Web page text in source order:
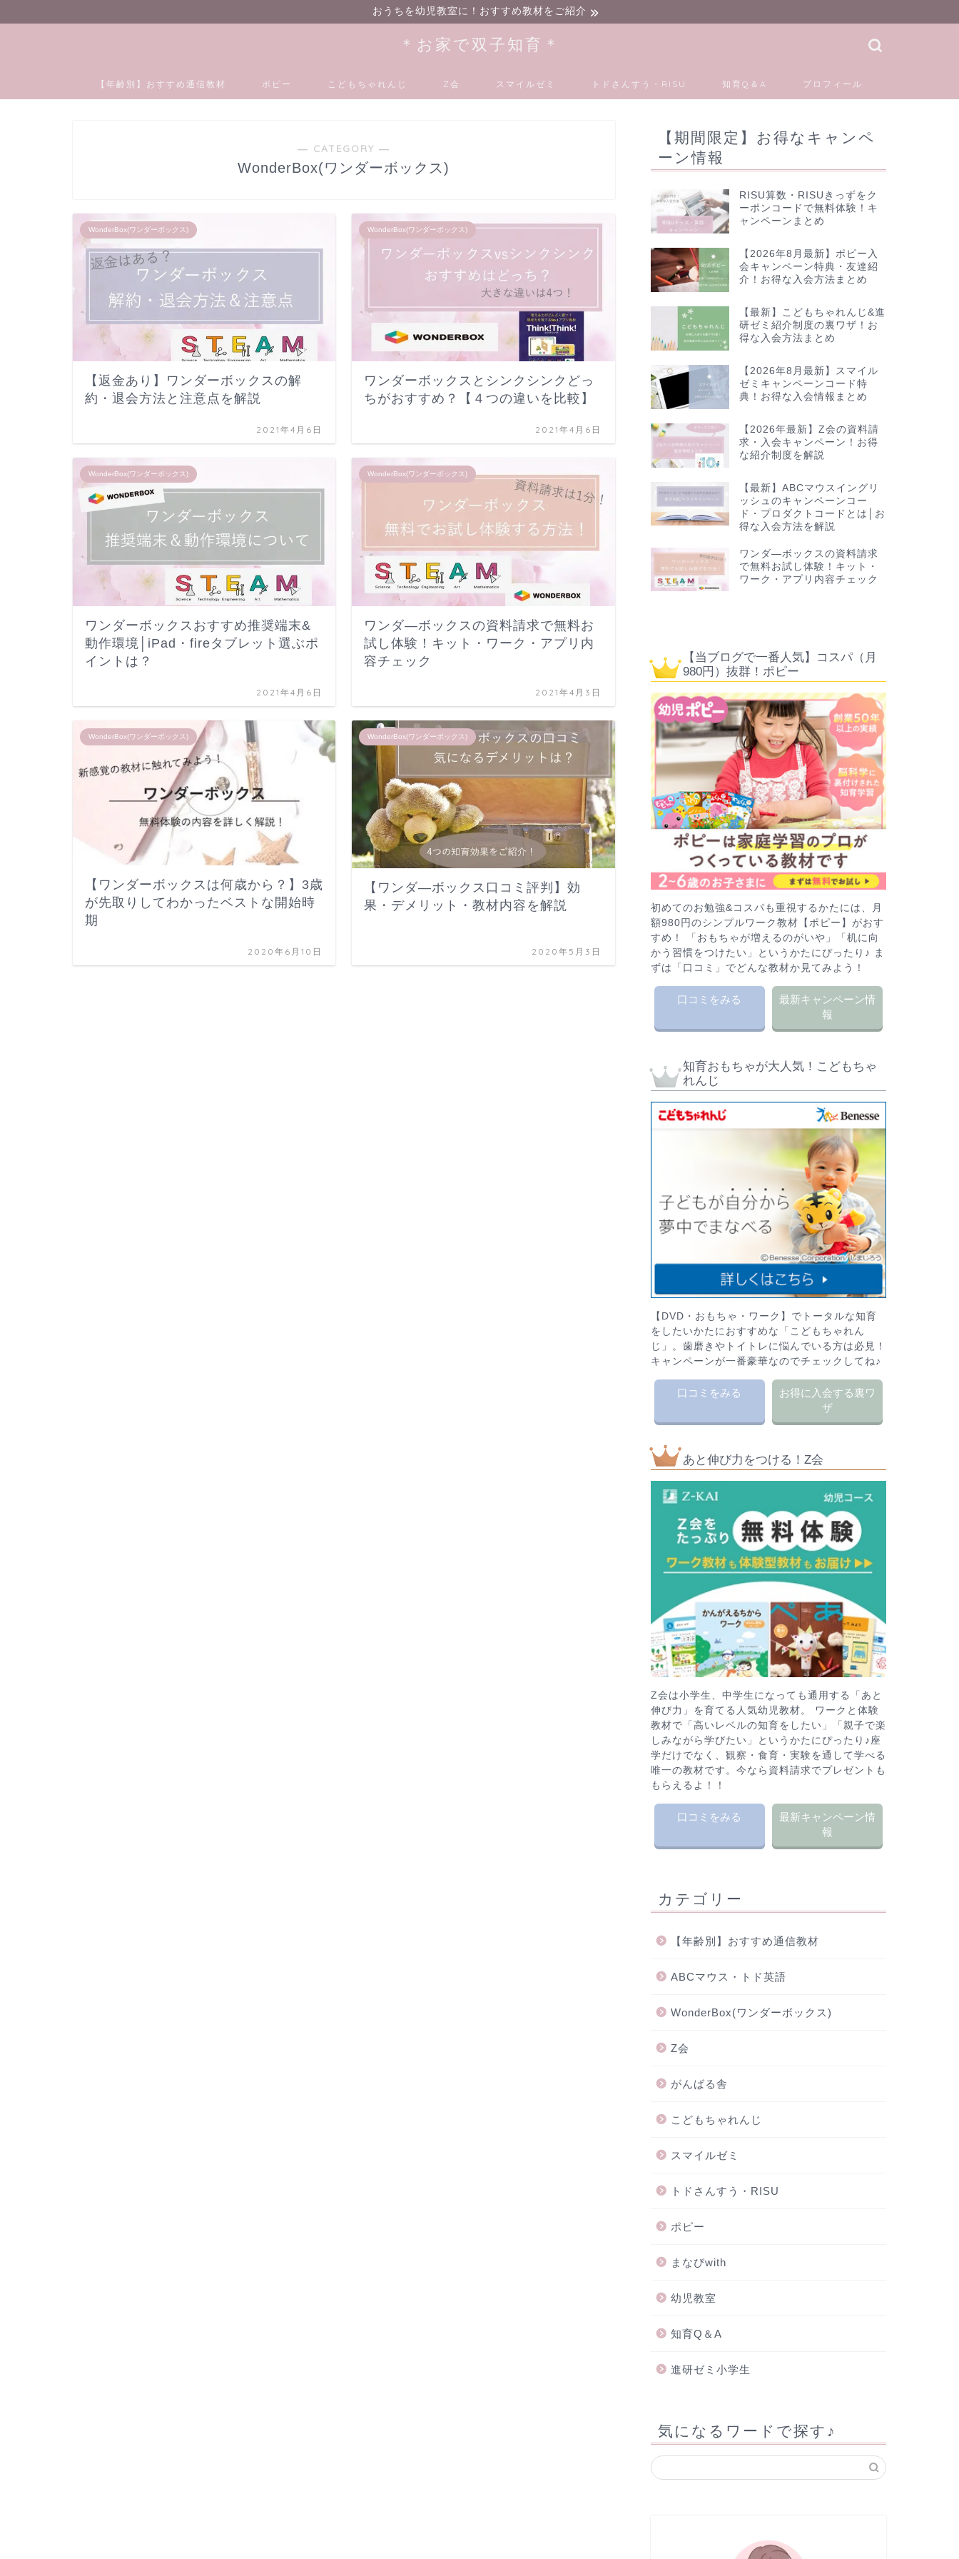
おうちを幼児教室に！おすすめ教材をご紹介
＊お家で双子知育＊
【年齢別】おすすめ通信教材 ポピー こどもちゃれんじ Z会 スマイルゼミ トドさんすう・RISU 知育Q＆A プロフィール
― CATEGORY ―
WonderBox(ワンダーボックス)
WonderBox(ワンダーボックス)
【返金あり】ワンダーボックスの解
約・退会方法と注意点を解説
2021年4月6日
WonderBox(ワンダーボックス)
ワンダーボックスとシンクシンクどっ
ちがおすすめ？【４つの違いを比較】
2021年4月6日
WonderBox(ワンダーボックス)
ワンダーボックスおすすめ推奨端末&
動作環境│iPad・fireタブレット選ぶポ
イントは？
2021年4月6日
WonderBox(ワンダーボックス)
ワンダ―ボックスの資料請求で無料お
試し体験！キット・ワーク・アプリ内
容チェック
2021年4月3日
WonderBox(ワンダーボックス)
【ワンダーボックスは何歳から？】3歳
が先取りしてわかったベストな開始時
期
2020年6月10日
WonderBox(ワンダーボックス)
【ワンダ―ボックス口コミ評判】効
果・デメリット・教材内容を解説
2020年5月3日
【期間限定】お得なキャンペ
ーン情報
RISU算数・RISUきっずをク
ーポンコードで無料体験！キ
ャンペーンまとめ
【2026年8月最新】ポピー入
会キャンペーン特典・友達紹
介！お得な入会方法まとめ
【最新】こどもちゃれんじ&進
研ゼミ紹介制度の裏ワザ！お
得な入会方法まとめ
【2026年8月最新】スマイル
ゼミキャンペーンコード特
典！お得な入会情報まとめ
【2026年最新】Z会の資料請
求・入会キャンペーン！お得
な紹介制度を解説
【最新】ABCマウスイングリ
ッシュのキャンペーンコー
ド・プロダクトコードとは│お
得な入会方法を解説
ワンダ―ボックスの資料請求
で無料お試し体験！キット・
ワーク・アプリ内容チェック
【当ブログで一番人気】コスパ（月
980円）抜群！ポピー
初めてのお勉強&コスパも重視するかたには、月
額980円のシンプルワーク教材【ポピー】がおす
すめ！ 「おもちゃが増えるのがいや」「机に向
かう習慣をつけたい」というかたにぴったり♪ ま
ずは「口コミ」でどんな教材か見てみよう！
口コミをみる
最新キャンペーン情
報
知育おもちゃが大人気！こどもちゃ
れんじ
【DVD・おもちゃ・ワーク】でトータルな知育
をしたいかたにおすすめな「こどもちゃれん
じ」。歯磨きやトイトレに悩んでいる方は必見！
キャンペーンが一番豪華なのでチェックしてね♪
口コミをみる
お得に入会する裏ワ
ザ
あと伸び力をつける！Z会
Z会は小学生、中学生になっても通用する「あと
伸び力」を育てる人気幼児教材。 ワークと体験
教材で「高いレベルの知育をしたい」「親子で楽
しみながら学びたい」というかたにぴったり♪座
学だけでなく、観察・食育・実験を通して学べる
唯一の教材です。今なら資料請求でプレゼントも
もらえるよ！！
口コミをみる
最新キャンペーン情
報
カテゴリー
【年齢別】おすすめ通信教材
ABCマウス・トド英語
WonderBox(ワンダーボックス)
Z会
がんばる舎
こどもちゃれんじ
スマイルゼミ
トドさんすう・RISU
ポピー
まなびwith
幼児教室
知育Q＆A
進研ゼミ小学生
気になるワードで探す♪